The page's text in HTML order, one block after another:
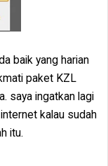
baik yang harian
paket KZL
saya ingatkan lagi
kalau sudah
itu.